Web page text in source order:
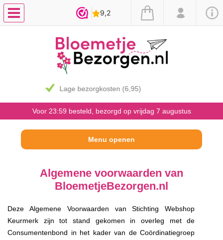
7 dagen vaasgarantie
Voor 23:59 besteld, bezorgd op vrijdag 7 augustus
Algemene voorwaarden van
BloemetjeBezorgen.nl
Deze Algemene Voorwaarden van Stichting Webshop
Keurmerk zijn tot stand gekomen in overleg met de
Consumentenbond in het kader van de Coördinatiegroep